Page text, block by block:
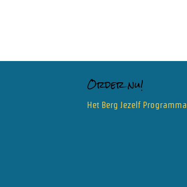
Order nu!
Het Berg Jezelf Programma